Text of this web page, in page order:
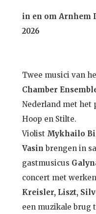
in en om Arnhem
2026
Twee musici van
Chamber
Nederland met het
Hoop en Stilte.
Violist Mykhailo
Vasin brengen in
gastmusicus
concert met
Kreisler, Liszt,
een muzikale brug